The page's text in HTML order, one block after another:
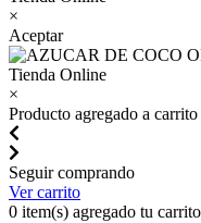
×
Aceptar
×
Producto agregado a carrito
Seguir comprando
Ver carrito
0 item(s) agregado tu carrito